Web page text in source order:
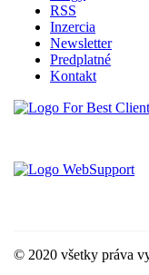
RSS
Inzercia
Newsletter
Predplatné
Kontakt
© 2020 všetky práva